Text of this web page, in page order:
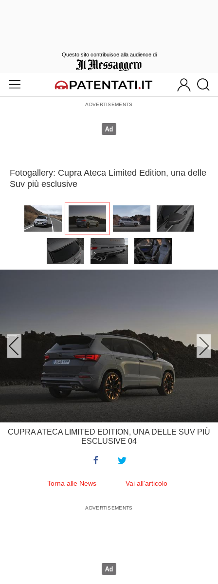
Fotogallery: Cupra Ateca Limited Edition, una delle
Suv più esclusive
CUPRA ATECA LIMITED EDITION, UNA DELLE SUV PIÙ
ESCLUSIVE 04
Torna alle News Vai all'articolo
Questo sito contribuisce alla audience di